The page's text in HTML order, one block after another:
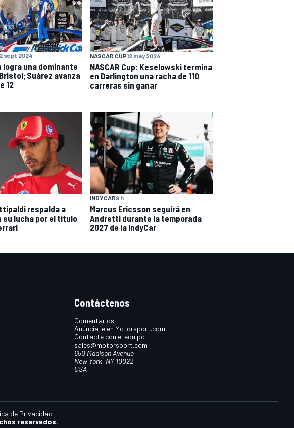
sept 2024
logra una dominante
Suárez avanza
12
NASCAR CUP12 may 2024
NASCAR Cup: Keselowski termina
en Darlington una racha de 110
carreras sin ganar
respalda a
su lucha por el título
INDYCAR9 h
Marcus Ericsson seguirá en
Andretti durante la temporada
2027 de la IndyCar
Contáctenos
Comentarios
Anúnciate en Motorsport.com
Contacte con el equipo
sales@motorsport.com
650 Madison Avenue
New York, NY 10022
USA
reservados.
de Privacidad